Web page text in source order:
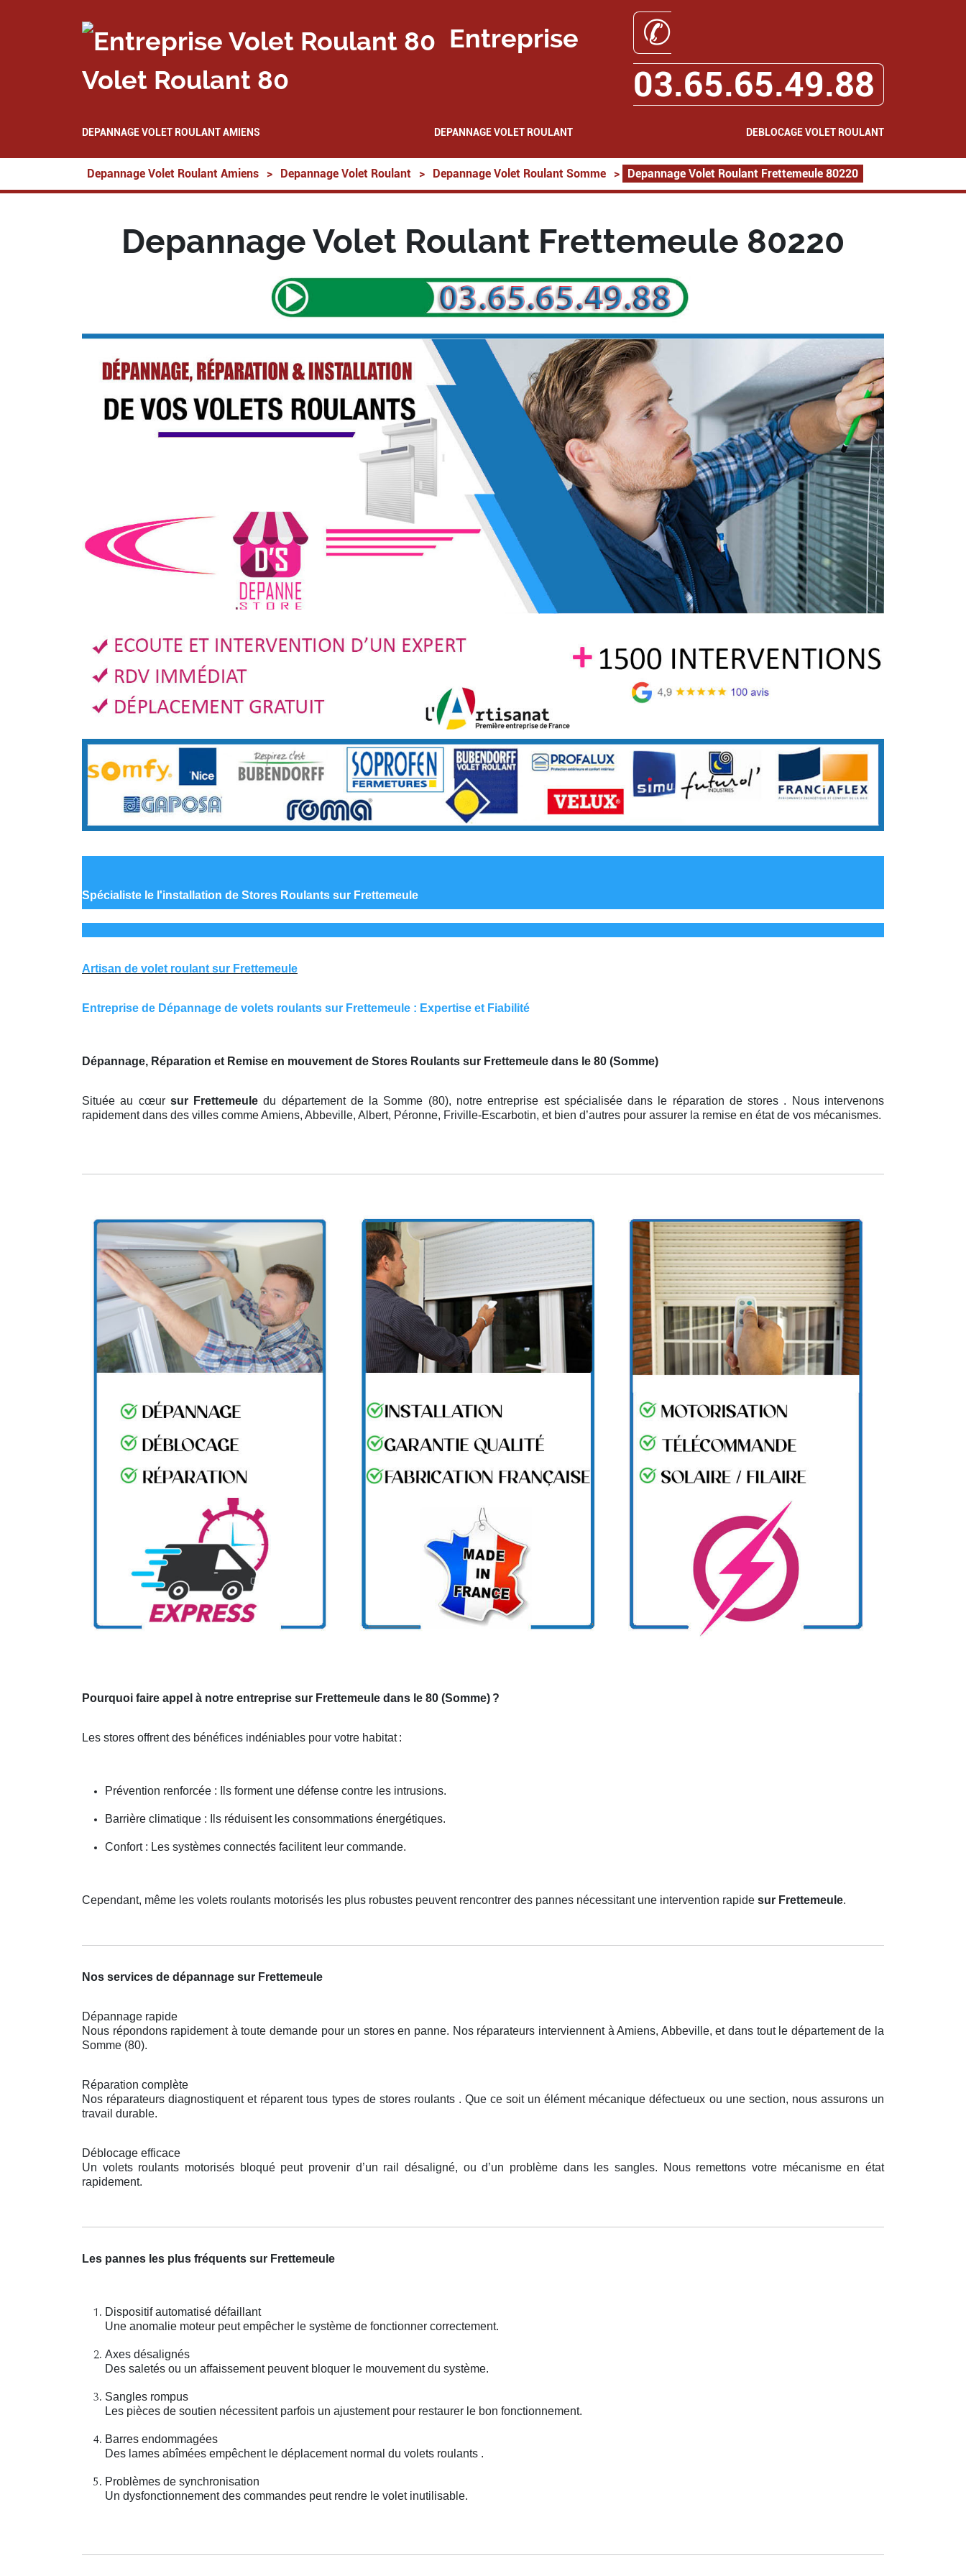
Entreprise
Volet Roulant 80
✆
03.65.65.49.88
DEPANNAGE VOLET ROULANT AMIENS DEPANNAGE VOLET ROULANT DEBLOCAGE VOLET ROULANT
Depannage Volet Roulant Amiens > Depannage Volet Roulant > Depannage Volet Roulant Somme > Depannage Volet Roulant Frettemeule 80220
Depannage Volet Roulant Frettemeule 80220
Spécialiste le l'installation de Stores Roulants sur Frettemeule
Artisan de volet roulant sur Frettemeule
Entreprise de Dépannage de volets roulants sur Frettemeule : Expertise et Fiabilité
Dépannage, Réparation et Remise en mouvement de Stores Roulants sur Frettemeule dans le 80 (Somme)
Située au cœur sur Frettemeuledu département de la Somme (80), notre entreprise est spécialisée dans le réparation de stores . Nous intervenons
rapidement dans des villes comme Amiens, Abbeville, Albert, Péronne, Friville-Escarbotin, et bien d’autres pour assurer la remise en état de vos mécanismes.
Pourquoi faire appel à notre entreprise sur Frettemeule dans le 80 (Somme) ?
Les stores offrent des bénéfices indéniables pour votre habitat :
Prévention renforcée : Ils forment une défense contre les intrusions.
Barrière climatique : Ils réduisent les consommations énergétiques.
Confort : Les systèmes connectés facilitent leur commande.
Cependant, même les volets roulants motorisés les plus robustes peuvent rencontrer des pannes nécessitant une intervention rapide sur Frettemeule.
Nos services de dépannage sur Frettemeule
Dépannage rapide
Nous répondons rapidement à toute demande pour un stores en panne. Nos réparateurs interviennent à Amiens, Abbeville, et dans tout le département de la
Somme (80).
Réparation complète
Nos réparateurs diagnostiquent et réparent tous types de stores roulants . Que ce soit un élément mécanique défectueux ou une section, nous assurons un
travail durable.
Déblocage efficace
Un volets roulants motorisés bloqué peut provenir d’un rail désaligné, ou d’un problème dans les sangles. Nous remettons votre mécanisme en état
rapidement.
Les pannes les plus fréquents sur Frettemeule
Dispositif automatisé défaillant
Une anomalie moteur peut empêcher le système de fonctionner correctement.
Axes désalignés
Des saletés ou un affaissement peuvent bloquer le mouvement du système.
Sangles rompus
Les pièces de soutien nécessitent parfois un ajustement pour restaurer le bon fonctionnement.
Barres endommagées
Des lames abîmées empêchent le déplacement normal du volets roulants .
Problèmes de synchronisation
Un dysfonctionnement des commandes peut rendre le volet inutilisable.